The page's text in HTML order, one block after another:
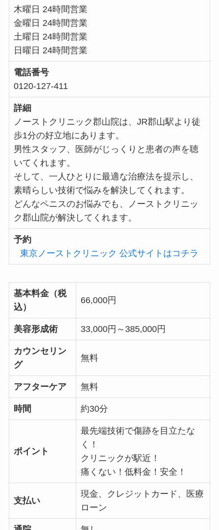
木曜日 24時間営業
金曜日 24時間営業
土曜日 24時間営業
日曜日 24時間営業
電話番号
0120-127-411
詳細
ノーストクリニック郡山院は、JR郡山駅より徒
歩1分の好立地にあります。
男性スタッフ、医師がじっくりと患者の声を聴
いてくれます。
そして、一人ひとりに最適な治療法を提示し、
素晴らしい技術で悩みを解決してくれます。
どんなペニスのお悩みでも、ノーストクリニッ
ク郡山院が解決してくれます。
予約
東京ノーストクリニック 公式サイトはコチラ
基本料金（税
込）
66,000円
美容形成術 33,000円～385,000円
カウンセリン
グ
無料
アフターケア 無料
時間 約30分
ポイント
最先端技術で傷跡を目立たな
く！
クリニックが駅近！
痛くない！低料金！安全！
支払い
現金、クレジットカード、医療
ローン